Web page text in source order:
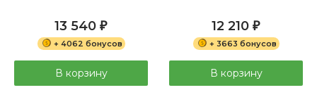
13 540 ₽
+ 4062 бонусов
В корзину
12 210 ₽
+ 3663 бонусов
В корзину